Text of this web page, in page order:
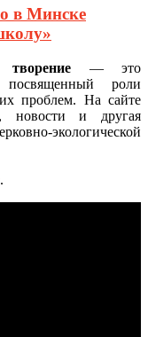
в Минске
— это
роли
проблем. На сайте
новости и другая
экологической
.